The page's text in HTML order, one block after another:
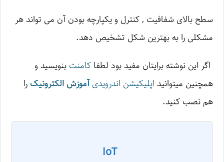
سطح بالای شفافیت , کنترل و یکپارچه بودن آن می تواند هر
مشکلی را به بهترین شکل تشخیص دهد.
اگر این نوشته‌ برایتان مفید بود لطفاکامنت بنویسید و
همچنین میتوانید اپلیکیشن اندرویدیآموزش الکترونیک را
هم نصب کنید.
IoT